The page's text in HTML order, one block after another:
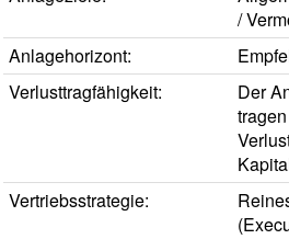
/
Anlagehorizont:
Verlusttragfähigkeit:
Der
Vertriebsstrategie: